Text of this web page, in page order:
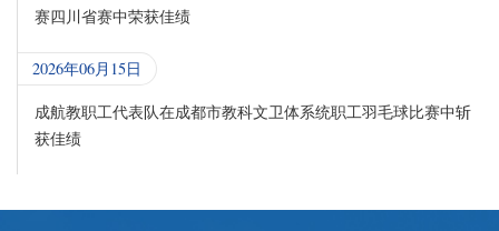
赛四川省赛中荣获佳绩
2026年06月15日
成航教职工代表队在成都市教科文卫体系统职工羽毛球比赛中斩
获佳绩